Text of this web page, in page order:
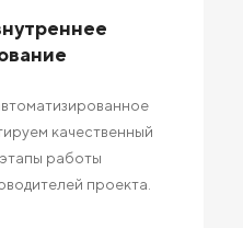
качественный
этапы работы
проекта.